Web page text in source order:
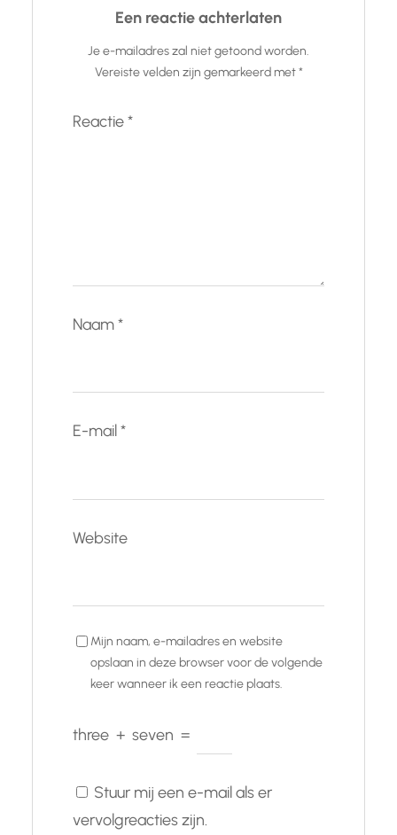
Een reactie achterlaten
Je e-mailadres zal niet getoond worden.
Vereiste velden zijn gemarkeerd met*
Reactie*
Naam*
E-mail*
Website
Mijn naam, e-mailadres en website
opslaan in deze browser voor de volgende
keer wanneer ik een reactie plaats.
three + seven =
Stuur mij een e-mail als er
vervolgreacties zijn.